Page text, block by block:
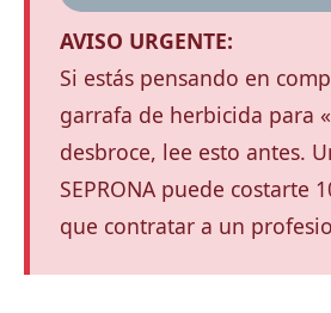
AVISO URGENTE:
Si estás pensando en
garrafa de herbicida para
desbroce, lee esto antes.
SEPRONA puede costarte
que contratar a un